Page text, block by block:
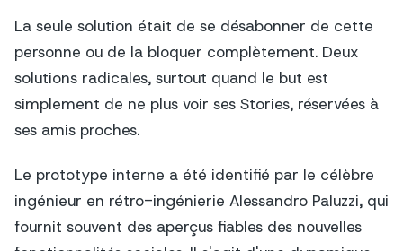
La seule solution était de se désabonner de cette
personne ou de la bloquer complètement. Deux
solutions radicales, surtout quand le but est
simplement de ne plus voir ses Stories, réservées à
ses amis proches.
Le prototype interne a été identifié par le célèbre
ingénieur en rétro-ingénierie Alessandro Paluzzi, qui
fournit souvent des aperçus fiables des nouvelles